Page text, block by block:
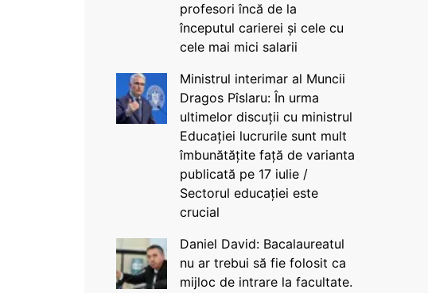
profesori încă de la
începutul carierei și cele cu
cele mai mici salarii
Ministrul interimar al Muncii
Dragos Pîslaru: În urma
ultimelor discuții cu ministrul
Educației lucrurile sunt mult
îmbunătățite față de varianta
publicată pe 17 iulie /
Sectorul educației este
crucial
Daniel David: Bacalaureatul
nu ar trebui să fie folosit ca
mijloc de intrare la facultate.